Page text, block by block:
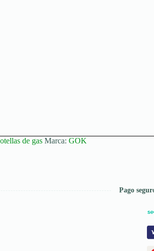
de gas Marca: GOK
Pago